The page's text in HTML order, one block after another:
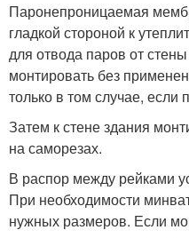
Паронепроницаемая
гладкой стороной к
для отвода паров от
монтировать без
только в том случае, если
Затем к стене здания
на саморезах.
В распор между рейками
При необходимости
нужных размеров. Если